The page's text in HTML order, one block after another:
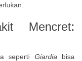
Mencret:
seperti Giardia bisa